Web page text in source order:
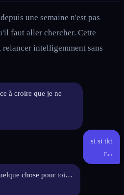
une semaine n'est pas
faut aller chercher. Cette
relancer intelligemment sans
à croire que je ne
si si tkt
Fan
chose pour toi…